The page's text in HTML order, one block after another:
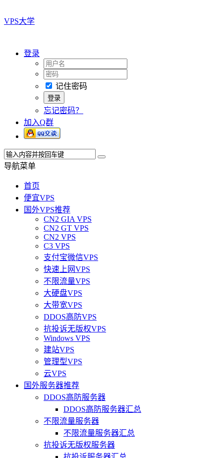
VPS大学
登录
记住密码
忘记密码？
加入Q群
导航菜单
首页
便宜VPS
国外VPS推荐
CN2 GIA VPS
CN2 GT VPS
CN2 VPS
C3 VPS
支付宝微信VPS
快速上网VPS
不限流量VPS
大硬盘VPS
大带宽VPS
DDOS高防VPS
抗投诉无版权VPS
Windows VPS
建站VPS
管理型VPS
云VPS
国外服务器推荐
DDOS高防服务器
DDOS高防服务器汇总
不限流量服务器
不限流量服务器汇总
抗投诉无版权服务器